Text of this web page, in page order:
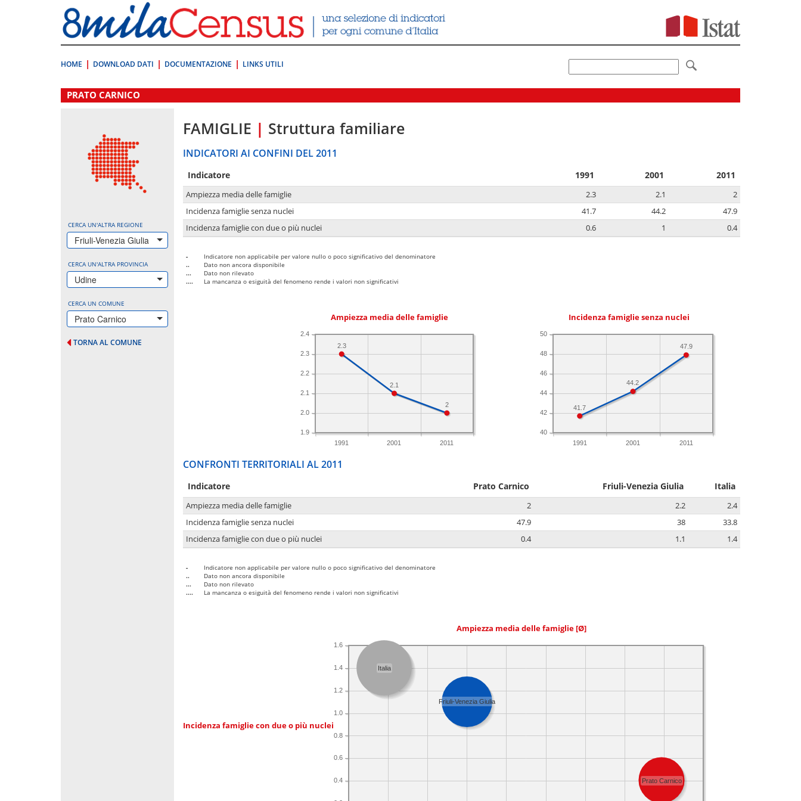
direttamente
a:
Contenuto
HOME DOWNLOAD DATI DOCUMENTAZIONE LINKS UTILI
.
PRATO CARNICO
CERCA UN'ALTRA REGIONE
Friuli-Venezia Giulia
CERCA UN'ALTRA PROVINCIA
Udine
CERCA UN COMUNE
Prato Carnico
TORNA AL COMUNE
FAMIGLIE | Struttura familiare
INDICATORI AI CONFINI DEL 2011
Indicatore 1991 2001 2011
Ampiezza media delle famiglie 2.3 2.1
2
Incidenza famiglie senza nuclei
41.7 44.2
47.9
Incidenza famiglie con due o più nuclei
0.6 1 0.4
-
Indicatore non applicabile per valore nullo o poco significativo del denominatore
..
Dato non ancora disponibile
...
Dato non rilevato
....
La mancanza o esiguità del fenomeno rende i valori non significativi
Ampiezza media delle famiglie
1991 2001 2011
1.9
2.0
2.1
2.2
2.3
2.4
2
2.1
2.3
Incidenza famiglie senza nuclei
1991 2001 2011
40
42
44
46
48
50
47.9
44.2
41.7
CONFRONTI TERRITORIALI AL 2011
Indicatore Prato Carnico Friuli-Venezia Giulia Italia
Ampiezza media delle famiglie 2 2.2
2.4
Incidenza famiglie senza nuclei
47.9 38
33.8
Incidenza famiglie con due o più nuclei
0.4 1.1 1.4
-
Indicatore non applicabile per valore nullo o poco significativo del denominatore
..
Dato non ancora disponibile
...
Dato non rilevato
....
La mancanza o esiguità del fenomeno rende i valori non significativi
Ampiezza media delle famiglie [Ø]
Incidenza famiglie con due o più nuclei
0.4
0.6
0.8
1.0
1.2
1.4
1.6
Italia
Friuli-Venezia Giulia
Prato Carnico